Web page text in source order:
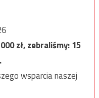
zł, zebraliśmy:15
wsparcia naszej